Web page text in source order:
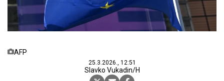
AFP
25.3.2026., 12:51
Slavko Vukadin/H